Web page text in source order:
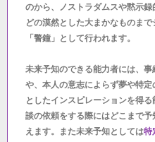
のから、ノストラダムスや黙示
どの漠然とした大まかなものま
「警鐘」として行われます。
未来予知のできる能力者には、
や、本人の意志によらず夢や特
としたインスピレーションを得
談の依頼をする際にはどこまで
えます。また未来予知としては特